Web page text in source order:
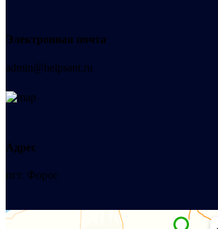
Электронная почта
admin@helpsant.ru
Адрес
пгт. Форос